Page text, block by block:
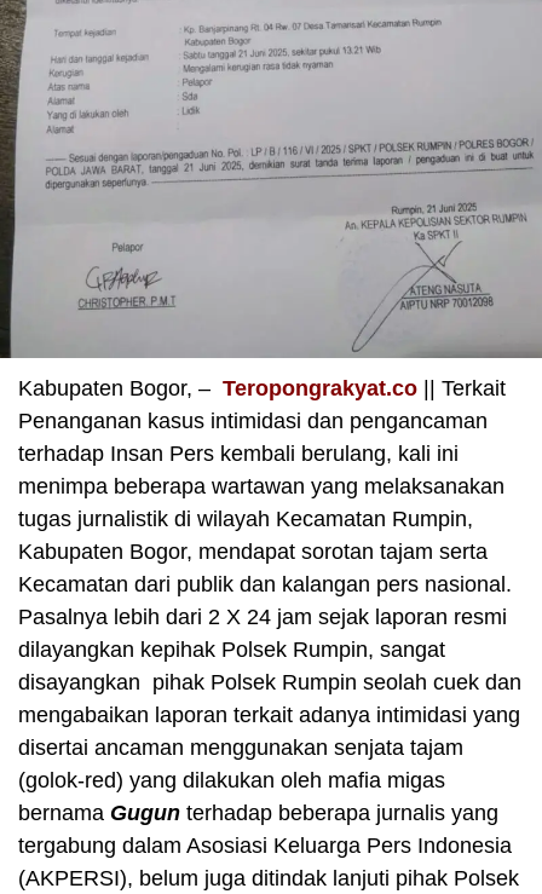
Kabupaten Bogor, – Teropongrakyat.co || Terkait
Penanganan kasus intimidasi dan pengancaman
terhadap Insan Pers kembali berulang, kali ini
menimpa beberapa wartawan yang melaksanakan
tugas jurnalistik di wilayah Kecamatan Rumpin,
Kabupaten Bogor, mendapat sorotan tajam serta
Kecamatan dari publik dan kalangan pers nasional.
Pasalnya lebih dari 2 X 24 jam sejak laporan resmi
dilayangkan kepihak Polsek Rumpin, sangat
disayangkan pihak Polsek Rumpin seolah cuek dan
mengabaikan laporan terkait adanya intimidasi yang
disertai ancaman menggunakan senjata tajam
(golok-red) yang dilakukan oleh mafia migas
bernama Gugun terhadap beberapa jurnalis yang
tergabung dalam Asosiasi Keluarga Pers Indonesia
(AKPERSI), belum juga ditindak lanjuti pihak Polsek